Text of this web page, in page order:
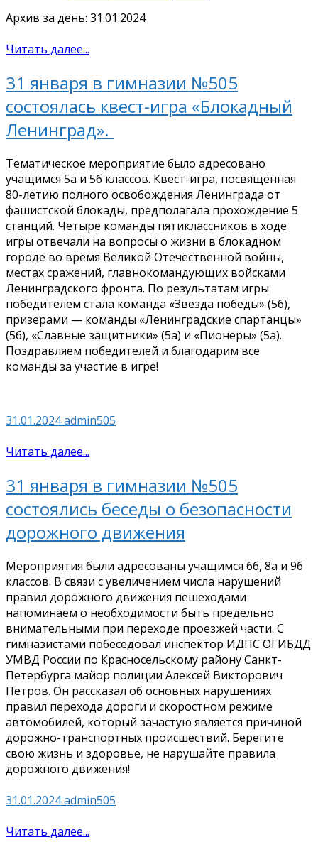
Архив за день: 31.01.2024
Читать далее...
31 января в гимназии №505
состоялась квест-игра «Блокадный
Ленинград».
Тематическое мероприятие было адресовано
учащимся 5а и 5б классов. Квест-игра, посвящённая
80-летию полного освобождения Ленинграда от
фашистской блокады, предполагала прохождение 5
станций. Четыре команды пятиклассников в ходе
игры отвечали на вопросы о жизни в блокадном
городе во время Великой Отечественной войны,
местах сражений, главнокомандующих войсками
Ленинградского фронта. По результатам игры
победителем стала команда «Звезда победы» (5б),
призерами — команды «Ленинградские спартанцы»
(5б), «Славные защитники» (5а) и «Пионеры» (5а).
Поздравляем победителей и благодарим все
команды за участие в игре!
31.01.2024admin505
Читать далее...
31 января в гимназии №505
состоялись беседы о безопасности
дорожного движения
Мероприятия были адресованы учащимся 6б, 8а и 9б
классов. В связи с увеличением числа нарушений
правил дорожного движения пешеходами
напоминаем о необходимости быть предельно
внимательными при переходе проезжей части. С
гимназистами побеседовал инспектор ИДПС ОГИБДД
УМВД России по Красносельскому району Санкт-
Петербурга майор полиции Алексей Викторович
Петров. Он рассказал об основных нарушениях
правил перехода дороги и скоростном режиме
автомобилей, который зачастую является причиной
дорожно-транспортных происшествий. Берегите
свою жизнь и здоровье, не нарушайте правила
дорожного движения!
31.01.2024admin505
Читать далее...